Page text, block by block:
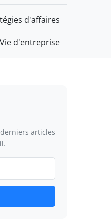
d'affaires
Vie d'entreprise
articles